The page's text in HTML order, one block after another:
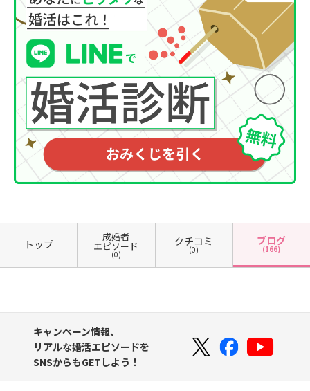
トップ
成婚者
エピソード
(0)
クチコミ
(0)
ブログ
(166)
キャンペーン情報、
リアルな婚活エピソードを
SNSからもGETしよう！